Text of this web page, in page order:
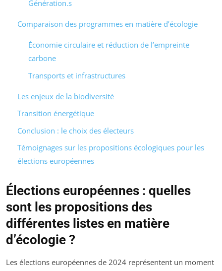
Génération.s
Comparaison des programmes en matière d’écologie
Économie circulaire et réduction de l’empreinte
carbone
Transports et infrastructures
Les enjeux de la biodiversité
Transition énergétique
Conclusion : le choix des électeurs
Témoignages sur les propositions écologiques pour les
élections européennes
Élections européennes : quelles
sont les propositions des
différentes listes en matière
d’écologie ?
Les élections européennes de 2024 représentent un moment